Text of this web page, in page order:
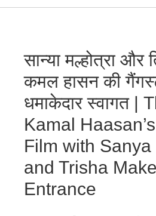
सान्या मल्होत्रा और
कमल हासन की
धमाकेदार स्वागत |
Kamal
Film with
and Trisha
Entrance